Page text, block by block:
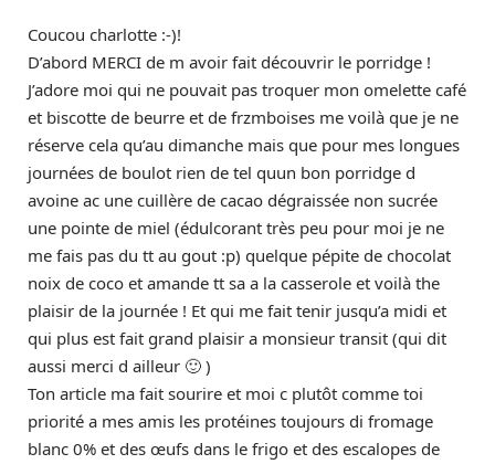
Coucou charlotte :-)!
D’abord MERCI de m avoir fait découvrir le porridge !
J’adore moi qui ne pouvait pas troquer mon omelette café
et biscotte de beurre et de frzmboises me voilà que je ne
réserve cela qu’au dimanche mais que pour mes longues
journées de boulot rien de tel quun bon porridge d
avoine ac une cuillère de cacao dégraissée non sucrée
une pointe de miel (édulcorant très peu pour moi je ne
me fais pas du tt au gout :p) quelque pépite de chocolat
noix de coco et amande tt sa a la casserole et voilà the
plaisir de la journée ! Et qui me fait tenir jusqu’a midi et
qui plus est fait grand plaisir a monsieur transit (qui dit
aussi merci d ailleur 🙂 )
Ton article ma fait sourire et moi c plutôt comme toi
priorité a mes amis les protéines toujours di fromage
blanc 0% et des œufs dans le frigo et des escalopes de